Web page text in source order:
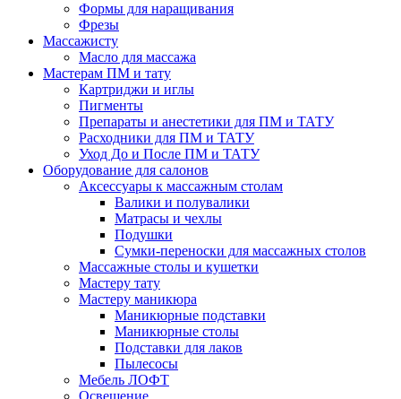
Формы для наращивания
Фрезы
Массажисту
Масло для массажа
Мастерам ПМ и тату
Картриджи и иглы
Пигменты
Препараты и анестетики для ПМ и ТАТУ
Расходники для ПМ и ТАТУ
Уход До и После ПМ и ТАТУ
Оборудование для салонов
Аксессуары к массажным столам
Валики и полувалики
Матрасы и чехлы
Подушки
Сумки-переноски для массажных столов
Массажные столы и кушетки
Мастеру тату
Мастеру маникюра
Маникюрные подставки
Маникюрные столы
Подставки для лаков
Пылесосы
Мебель ЛОФТ
Освещение